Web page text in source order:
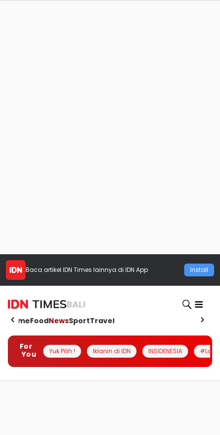
Baca artikel IDN Times lainnya di IDN App Install
BALI
HomeFoodNewsSportTravel
For
You
Yuk Pilih ! Iklanin di IDN INSIDENESIA